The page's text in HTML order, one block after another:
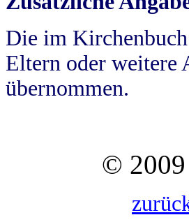
Die im
Eltern oder weitere
übernommen.
© 2009